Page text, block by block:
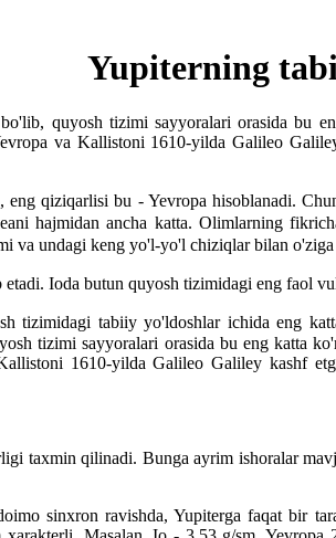
Yupiterning
quyosh tizimi sayyoralari orasida bu
va Kallistoni 1610-yilda Galileo
qiziqarlisi bu - Yevropa hisoblanadi.
hajmidan ancha katta. Olimlarning
va undagi keng yo'l-yo'l chiziqlar bilan o'ziga
Ioda butun quyosh tizimidagi eng faol
tizimidagi tabiiy yo'ldoshlar ichida eng
tizimi sayyoralari orasida bu eng katta
1610-yilda Galileo Galiley kashf
taxmin qilinadi. Bunga ayrim ishoralar
sinxron ravishda, Yupiterga faqat bir